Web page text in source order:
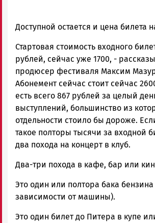
Доступной остается и цена билета
Стартовая стоимость входного
рублей, сейчас уже 1700, -
продюсер фестиваля Максим
Абонемент сейчас стоит сейчас
есть всего 867 рублей за целый
выступлений, большинство из
отдельности стоило бы дороже.
такое полторы тысячи за входной
два похода на концерт в клуб.
Два-три похода в кафе, бар или
Это один или полтора бака бензина
зависимости от машины).
Это один билет до Питера в купе